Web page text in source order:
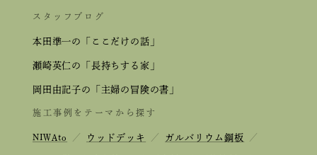
スタッフブログ
本田準一の「ここだけの話」
瀬崎英仁の「長持ちする家」
岡田由記子の「主婦の冒険の書」
施工事例をテーマから探す
NIWAto ／ ウッドデッキ ／ ガルバリウム鋼板 ／